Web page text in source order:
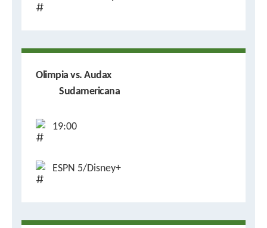
Olimpia vs. Audax
Sudamericana
19:00
ESPN 5/Disney+